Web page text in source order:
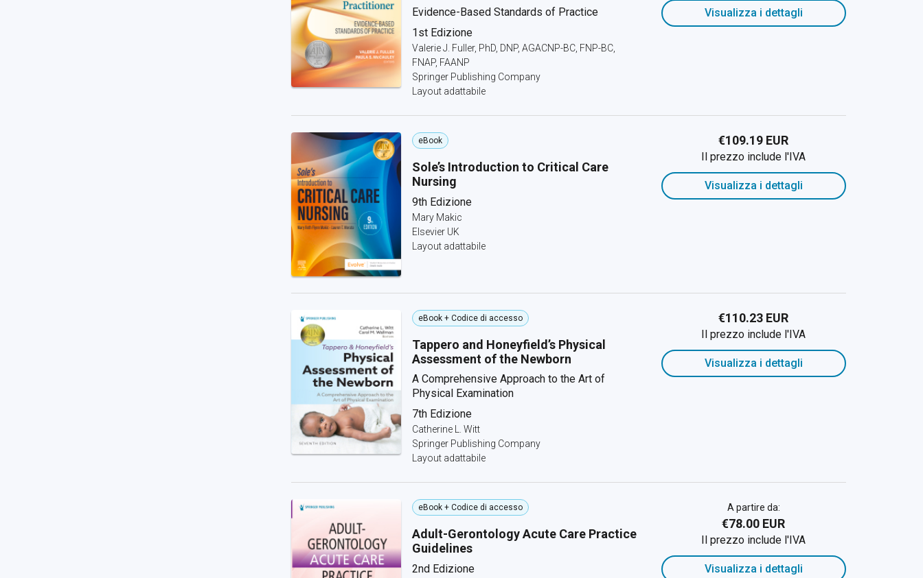
Evidence-Based Standards of Practice
1st Edizione
Valerie J. Fuller, PhD, DNP, AGACNP-BC, FNP-BC,
FNAP, FAANP
Springer Publishing Company
Layout adattabile
Visualizza i dettagli
eBook
Sole’s Introduction to Critical Care
Nursing
9th Edizione
Mary Makic
Elsevier UK
Layout adattabile
€109.19 EUR
Il prezzo include l'IVA
Visualizza i dettagli
eBook + Codice di accesso
Tappero and Honeyfield’s Physical
Assessment of the Newborn
A Comprehensive Approach to the Art of
Physical Examination
7th Edizione
Catherine L. Witt
Springer Publishing Company
Layout adattabile
€110.23 EUR
Il prezzo include l'IVA
Visualizza i dettagli
eBook + Codice di accesso
Adult-Gerontology Acute Care Practice
Guidelines
2nd Edizione
A partire da:
€78.00 EUR
Il prezzo include l'IVA
Visualizza i dettagli